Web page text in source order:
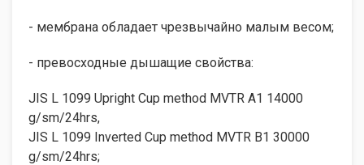
- мембрана обладает чрезвычайно малым весом;
- превосходные дышащие свойства:
JIS L 1099 Upright Cup method MVTR A1 14000
g/sm/24hrs,
JIS L 1099 Inverted Cup method MVTR B1 30000
g/sm/24hrs;